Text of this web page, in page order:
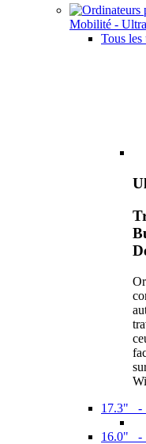
Mobilité -
Tous les
17.3" -
16.0" -